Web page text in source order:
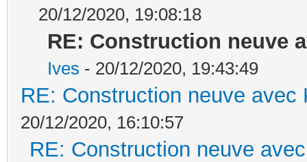
20/12/2020, 19:08:18
RE: Construction neuve
Ives - 20/12/2020, 19:43:49
RE: Construction neuve avec
20/12/2020, 16:10:57
RE: Construction neuve